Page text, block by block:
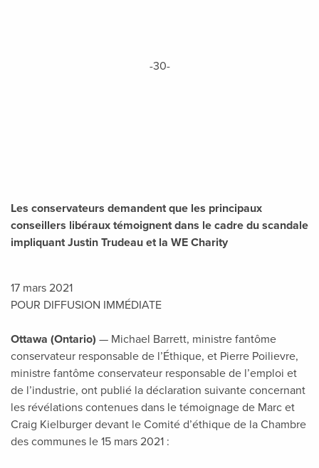
-30-
Les conservateurs demandent que les principaux
conseillers libéraux témoignent dans le cadre du scandale
impliquant Justin Trudeau et la WE Charity
17 mars 2021
POUR DIFFUSION IMMÉDIATE
Ottawa (Ontario) — Michael Barrett, ministre fantôme
conservateur responsable de l’Éthique, et Pierre Poilievre,
ministre fantôme conservateur responsable de l’emploi et
de l’industrie, ont publié la déclaration suivante concernant
les révélations contenues dans le témoignage de Marc et
Craig Kielburger devant le Comité d’éthique de la Chambre
des communes le 15 mars 2021 :